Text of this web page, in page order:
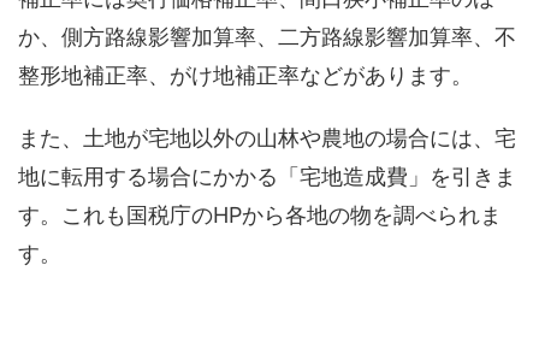
か、側方路線影響加算率、二方路線影響加算率、不
整形地補正率、がけ地補正率などがあります。
また、土地が宅地以外の山林や農地の場合には、宅
地に転用する場合にかかる「宅地造成費」を引きま
す。これも国税庁のHPから各地の物を調べられま
す。